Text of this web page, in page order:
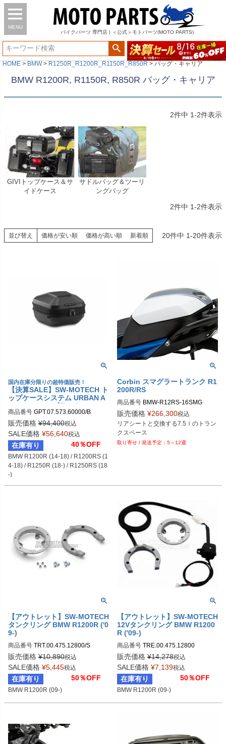
MENU
バイク パーツ 専門店 | ＜公式＞モトパーツ(MOTO PARTS)
HOME BMW R1250R_R1200R_R1150R_R850R バッグ・キャリア
BMW R1200R, R1150R, R850R バッグ・キャリア
2件中 1-2件表示
GIVIトップケース＆サ
イドケース
サドルバッグ＆ツーリ
ングバッグ
2件中 1-2件表示
並び替え 価格が安い順 価格が高い順 新着順 20件中 1-20件表示
国内在庫分限りの超特価販売！
【決算SALE】SW-MOTECH ト
ップケースシステム URBAN A
BS (16-29 L) ブラック BMW R
1200R (14-18) / R1200RS (14-
18) / R1250R (18-) / R1250RS
(18-) | GPT.07.573.60000/B
商品番号 GPT.07.573.60000/B
sw_GPT_07_573_60000B
販売価格 ¥94,400税込
SALE価格 ¥56,640税込
在庫有り 40％OFF
BMW R1200R (14-18) / R1200RS (1
4-18) / R1250R (18-) / R1250RS (18
-)
Corbin スマグラートランク R1
200R/RS
商品番号 BMW-R12RS-16SMG
販売価格 ¥266,300税込
リアシートと交換する7.5ｌのトラン
5～12週
【アウトレット】SW-MOTECH
タンクリング BMW R1200R ('0
9-)
商品番号 TRT.00.475.12800/S
販売価格 ¥10,890税込
SALE価格 ¥5,445税込
在庫有り 50％OFF
BMW R1200R (09-)
【アウトレット】SW-MOTECH
12Vタンクリング BMW R1200
R ('09-)
商品番号 TRE.00.475.12800
販売価格 ¥14,278税込
SALE価格 ¥7,139税込
在庫有り 50％OFF
BMW R1200R (09-)